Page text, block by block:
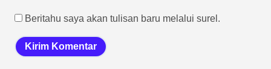
Beritahu saya akan tulisan baru melalui surel.